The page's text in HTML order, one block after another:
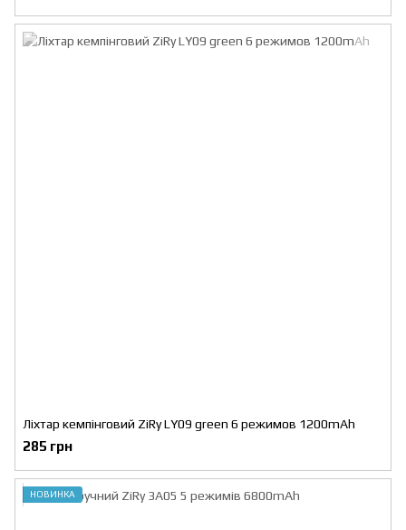
Ліхтар кемпінговий ZiRy LY09 green 6 режимов 1200mAh
285 грн
НОВИНКА